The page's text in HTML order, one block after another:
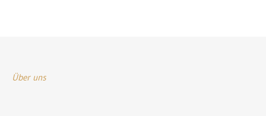
Über uns